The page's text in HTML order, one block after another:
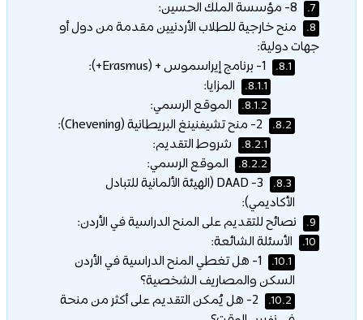
7.
8.
منح خارجية للطلاب الأردنيين مقدمة من دول أو
جهات دولية:
8.1.
8.1.1. المزايا:
8.1.2. الموقع الرسمي:
8.2.
8.2.1. شروط التقديم:
8.2.2. الموقع الرسمي:
8.3.
3- DAAD (الهيئة الألمانية للتبادل
الأكاديمي):
9. نصائح للتقديم على المنح الدراسية في الأردن:
10. الأسئلة الشائعة:
10.1.
1- هل تغطي المنح الدراسية في الأردن
السكن والمصاريف الشخصية؟
10.2.
2- هل يُمكن التقديم على أكثر من منحة